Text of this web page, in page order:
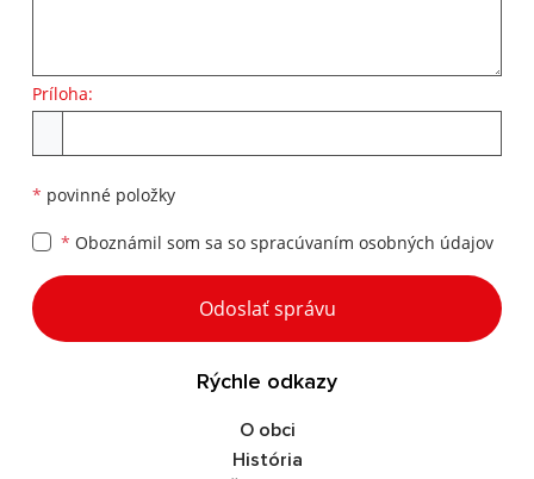
Príloha:
* povinné položky
* Oboznámil som sa so spracúvaním osobných údajov
Google reCaptcha Response
Odoslať správu
Rýchle odkazy
O obci
História